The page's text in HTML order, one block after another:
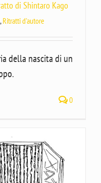
di Shintaro Kago
,Ritratti d'autore
della nascita di un
0